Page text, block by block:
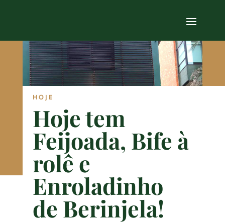
HOJE
Hoje tem
Feijoada, Bife à
rolê e
Enroladinho
de Berinjela!